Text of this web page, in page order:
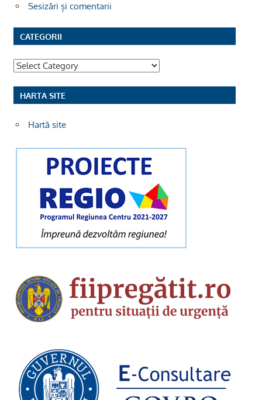
Sesizări și comentarii
CATEGORII
Categorii
HARTA SITE
Hartă site